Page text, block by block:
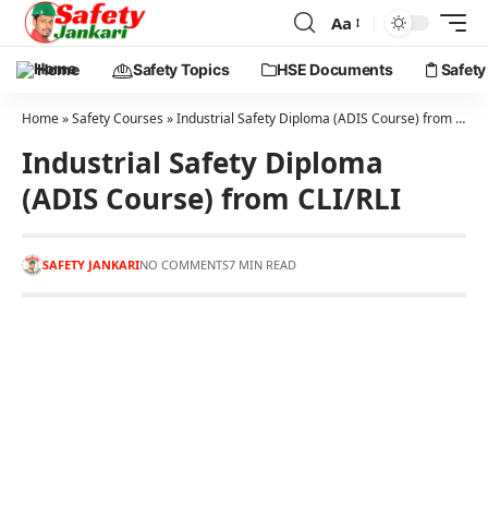
Aa
Home Safety Topics HSE Documents
Home»Safety Courses »Industrial Safety Diploma (ADIS Course) from CLI/RLI
Industrial Safety Diploma
(ADIS Course) from CLI/RLI
SAFETY JANKARINO COMMENTS7 MIN READ